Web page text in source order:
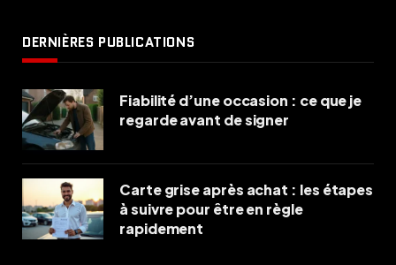
DERNIÈRES PUBLICATIONS
Fiabilité d’une occasion : ce que je
regarde avant de signer
Carte grise après achat : les étapes
à suivre pour être en règle
rapidement